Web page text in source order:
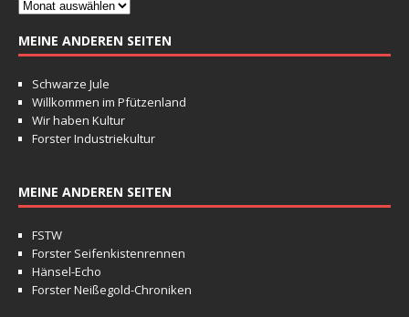
MEINE ANDEREN SEITEN
Schwarze Jule
Willkommen im Pfützenland
Wir haben Kultur
Forster Industriekultur
MEINE ANDEREN SEITEN
FSTW
Forster Seifenkistenrennen
Hänsel-Echo
Forster Neißegold-Chroniken